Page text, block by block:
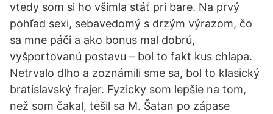
vtedy som si ho všimla stáť pri bare. Na prvý
pohľad sexi, sebavedomý s drzým výrazom, čo
sa mne páči a ako bonus mal dobrú,
vyšportovanú postavu – bol to fakt kus chlapa.
Netrvalo dlho a zoznámili sme sa, bol to klasický
bratislavský frajer. Fyzicky som lepšie na tom,
než som čakal, tešil sa M. Šatan po zápase